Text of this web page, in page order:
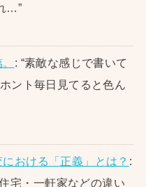
… ”
: “素敵な感じで書いて
ホント毎日見てると色ん
おける「正義」とは？ :
宅・一軒家などの違い